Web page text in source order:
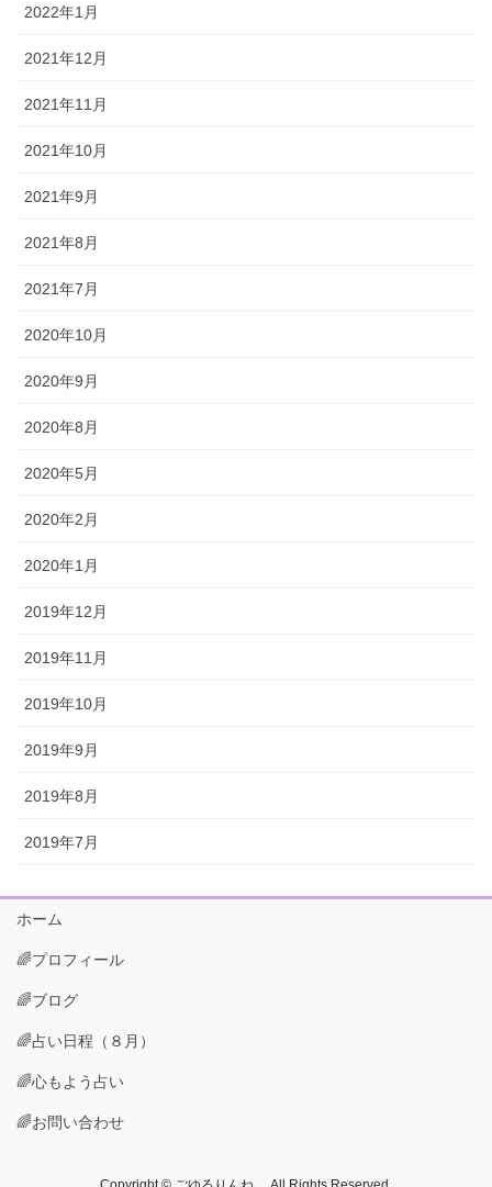
2022年1月
2021年12月
2021年11月
2021年10月
2021年9月
2021年8月
2021年7月
2020年10月
2020年9月
2020年8月
2020年5月
2020年2月
2020年1月
2019年12月
2019年11月
2019年10月
2019年9月
2019年8月
2019年7月
ホーム
🌈プロフィール
🌈ブログ
🌈占い日程（８月）
🌈心もよう占い
🌈お問い合わせ